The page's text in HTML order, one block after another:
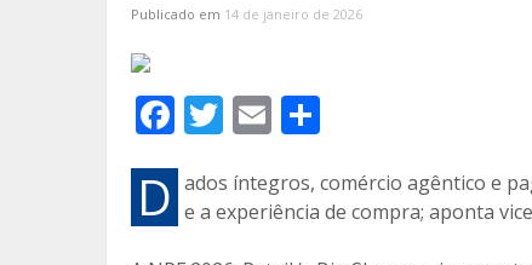
Publicado em 14 de janeiro de 2026
F
ac
e
b
T
w
itt
er
E
m
ai
l
m
p
D ados íntegros, comércio agêntico e
e a experiência de compra; aponta